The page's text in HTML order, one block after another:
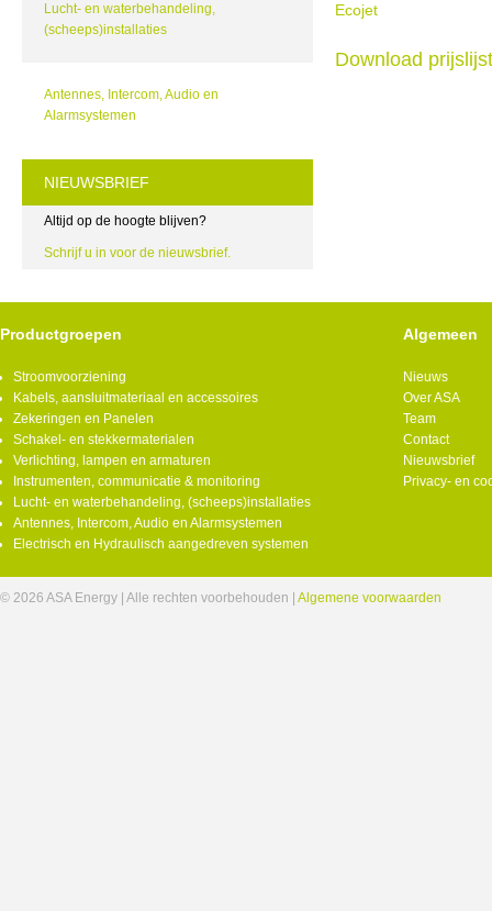
Lucht- en waterbehandeling,
(scheeps)installaties
Antennes, Intercom, Audio en
Alarmsystemen
NIEUWSBRIEF
Altijd op de hoogte blijven?
Schrijf u in voor de nieuwsbrief.
Ecojet
Download
Productgroepen
Stroomvoorziening
Kabels, aansluitmateriaal en accessoires
Zekeringen en Panelen
Schakel- en stekkermaterialen
Verlichting, lampen en armaturen
Instrumenten, communicatie & monitoring
Lucht- en waterbehandeling, (scheeps)installaties
Antennes, Intercom, Audio en Alarmsystemen
Electrisch en Hydraulisch aangedreven systemen
Algemeen
Nieuws
Over ASA
Team
Contact
Nieuwsbrief
Privacy- en
© 2026 ASA Energy | Alle rechten voorbehouden | Algemene voorwaarden